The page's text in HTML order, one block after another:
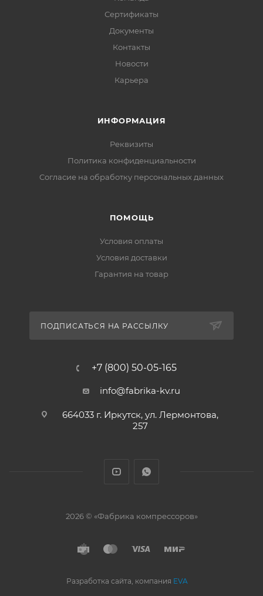
Сертификаты
Документы
Контакты
Новости
Карьера
ИНФОРМАЦИЯ
Реквизиты
Политика конфиденциальности
Cогласие на обработку персональных данных
ПОМОЩЬ
Условия оплаты
Условия доставки
Гарантия на товар
ПОДПИСАТЬСЯ НА РАССЫЛКУ
+7 (800) 50-05-165
info@fabrika-kv.ru
664033 г. Иркутск, ул. Лермонтова,
257
2026 © «Фабрика компрессоров»
Разработка сайта, компания EVA